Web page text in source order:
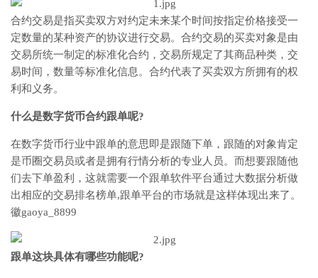
合约交易是指买卖双方对约定未来某个时间按指定价格接受一
定数量的某种资产的协议进行交易。合约交易的买卖对象是由
交易所统一制定的标准化合约，交易所规定了其商品种类，交
易时间，数量等标准化信息。合约代表了买卖双方所拥有的权
利和义务。
什么是数字货币合约跟单呢?
在数字货币行业中跟单的意思即是跟随下单，跟随的对象肯定
是币圈交易员或者是拥有行情分析的专业人员。而想要跟随他
们去下单盈利，这就需要一个跟单软件平台通过大数据分析做
出相应的交易排名榜单,跟单平台的市场就是这样体现出来了。
徽gaoya_8899
跟单这块具体有哪些功能呢?